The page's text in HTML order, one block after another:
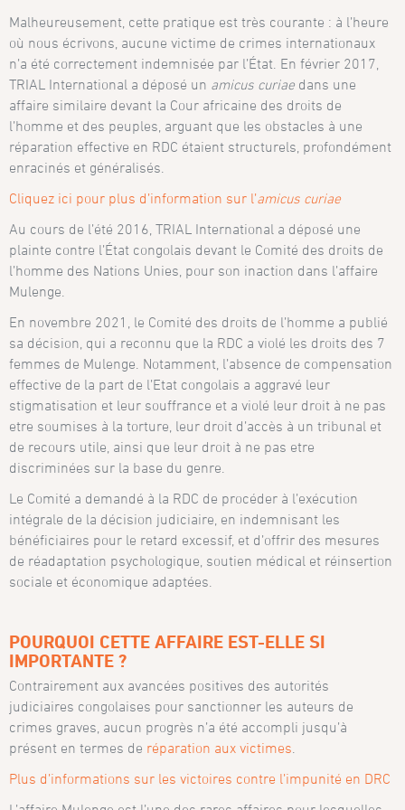
Malheureusement, cette pratique est très courante : à l’heure
où nous écrivons, aucune victime de crimes internationaux
n’a été correctement indemnisée par l’État. En février 2017,
TRIAL International a déposé un amicus curiae dans une
affaire similaire devant la Cour africaine des droits de
l’homme et des peuples, arguant que les obstacles à une
réparation effective en RDC étaient structurels, profondément
enracinés et généralisés.
Cliquez ici pour plus d’information sur l’amicus curiae
Au cours de l’été 2016, TRIAL International a déposé une
plainte contre l’État congolais devant le Comité des droits de
l’homme des Nations Unies, pour son inaction dans l’affaire
Mulenge.
En novembre 2021, le Comité des droits de l’homme a publié
sa décision, qui a reconnu que la RDC a violé les droits des 7
femmes de Mulenge. Notamment, l’absence de compensation
effective de la part de l’Etat congolais a aggravé leur
stigmatisation et leur souffrance et a violé leur droit à ne pas
etre soumises à la torture, leur droit d’accès à un tribunal et
de recours utile, ainsi que leur droit à ne pas etre
discriminées sur la base du genre.
Le Comité a demandé à la RDC de procéder à l’exécution
intégrale de la décision judiciaire, en indemnisant les
bénéficiaires pour le retard excessif, et d’offrir des mesures
de réadaptation psychologique, soutien médical et réinsertion
sociale et économique adaptées.
POURQUOI CETTE AFFAIRE EST-ELLE SI
IMPORTANTE ?
Contrairement aux avancées positives des autorités
judiciaires congolaises pour sanctionner les auteurs de
crimes graves, aucun progrès n’a été accompli jusqu’à
présent en termes de réparation aux victimes
Plus d’informations sur les victoires contre l’impunité en DRC